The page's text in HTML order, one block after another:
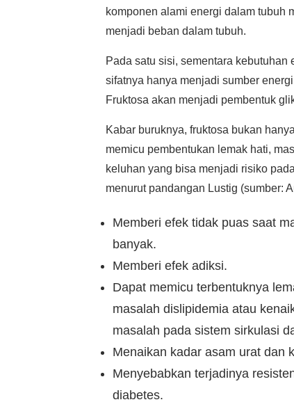
komponen alami energi dalam tubuh
menjadi beban dalam tubuh.
Pada satu sisi, sementara
sifatnya hanya menjadi sumber
Fruktosa akan menjadi pembentuk
Kabar buruknya, fruktosa bukan
memicu pembentukan lemak hati,
keluhan yang bisa menjadi risiko
menurut pandangan Lustig (sumber:
Memberi efek tidak puas saat
banyak.
Memberi efek adiksi.
Dapat memicu terbentuknya
masalah dislipidemia atau
masalah pada sistem sirkulasi
Menaikan kadar asam urat dan
Menyebabkan terjadinya
diabetes.